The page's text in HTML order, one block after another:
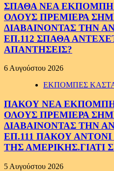
ΣΠΑΘΑ ΝΕΑ ΕΚΠΟΜΠΗ
ΟΛΟΥΣ ΠΡΕΜΙΕΡΑ
ΔΙΑΒΑΙΝΟΝΤΑΣ ΤΗΝ
ΕΠ.112 ΣΠΑΘΑ
ΑΠΑΝΤΗΣΕΙΣ?
6 Αυγούστου 2026
ΕΚΠΟΜΠΕΣ
ΠΑΚΟΥ ΝΕΑ
ΟΛΟΥΣ ΠΡΕΜΙΕΡΑ
ΔΙΑΒΑΙΝΟΝΤΑΣ ΤΗΝ
ΕΠ.111 ΠΑΚΟΥ
ΤΗΣ ΑΜΕΡΙΚΗΣ.ΓΙΑΤΙ
5 Αυγούστου 2026